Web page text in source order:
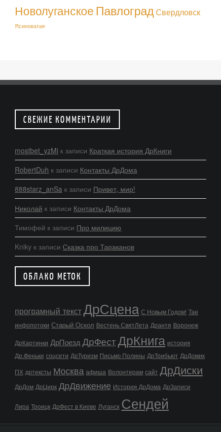
Новолуганское ПавлоградСвердловск
Ясиноватая
СВЕЖИЕ КОММЕНТАРИИ
mostbet_yzMi к записи Краткая история ДрКниги
RobertDuh к записи Контакты ДрДома
888starz_anSa к записи Привет, мир!
Николай к записи Контакты ДрДома
Тимофей к записи Про милицию
Kniky к записи Сказка про Тараканов
ОБЛАКО МЕТОК
програмный текстДрСцена С Новым Годом! Тае
инфопотоки Старый Оскол Вестень СвятЛета Дрантя Воронеж
ДрКартинки ДрПоезд ДрФестДрКнига история
Др.Феньки соцсети ДрТуризм Письмо Полины ДрТрибьют ДрДомик
ПХ дртексты Москва афиша Волонтерам сайт ДрДиски
ДрДом ДрЦирк ДрДвижение История ДрДома ДрЗаписи
Лира Троицк ДрФест в Киеве Луганск Сендей